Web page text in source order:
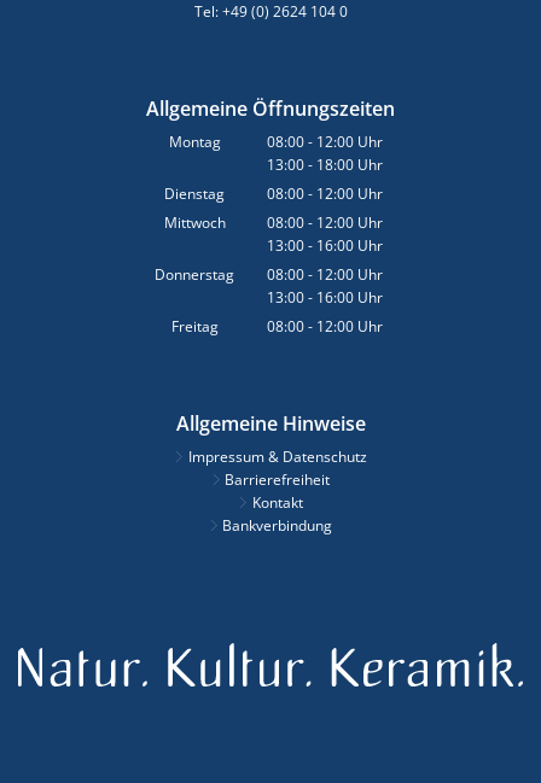
Tel: +49 (0) 2624 104 0
Allgemeine Öffnungszeiten
Montag 08:00- 12:00 Uhr
Von 08:00 bis 12:00 Uhr
13:00- 18:00 Uhr
Von 13:00 bis 18:00 Uhr
Dienstag 08:00- 12:00 Uhr
Von 08:00 bis 12:00 Uhr
Mittwoch 08:00- 12:00 Uhr
Von 08:00 bis 12:00 Uhr
13:00- 16:00 Uhr
Von 13:00 bis 16:00 Uhr
Donnerstag 08:00- 12:00 Uhr
Von 08:00 bis 12:00 Uhr
13:00- 16:00 Uhr
Von 13:00 bis 16:00 Uhr
Freitag 08:00- 12:00 Uhr
Allgemeine Hinweise
Impressum & Datenschutz
Barrierefreiheit
Kontakt
Bankverbindung